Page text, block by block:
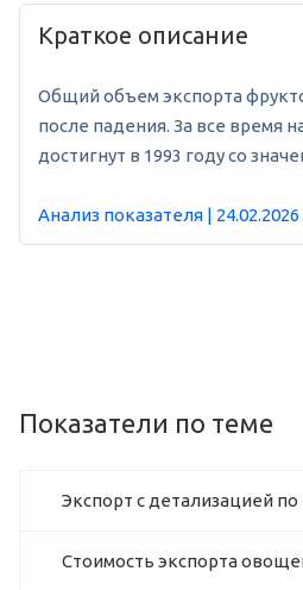
Краткое описание
Общий объем экспорта
после падения. За все время
достигнут в 1993 году со
Анализ показателя | 24.02.2026
Показатели по теме
Экспорт с детализацией
Стоимость экспорта